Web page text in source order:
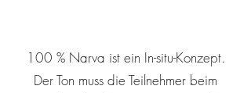
100 % Narva ist ein In-situ-Konzept.
Der Ton muss die Teilnehmer beim